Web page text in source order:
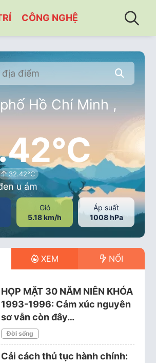
CÔNG NGHỆ
Hồ Chí Minh ,
32.42°C
u ám
Gió
5.18 km/h
Áp suất
1008 hPa
XEM NỔI
HỌP MẶT 30 NĂM NIÊN KHÓA
1993-1996: Cảm xúc nguyên
sơ vẫn còn đây…
Đời sống
Cải cách thủ tục hành chính: